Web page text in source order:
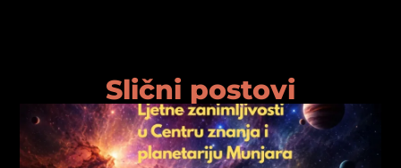
Slični postovi